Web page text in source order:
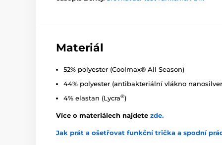
Materiál
52% polyester (Coolmax® All Season)
44% polyester (antibakteriální vlákno
4% elastan (Lycra®)
Více o materiálech najdete zde.
Jak prát a ošetřovat funkční trička a spodní